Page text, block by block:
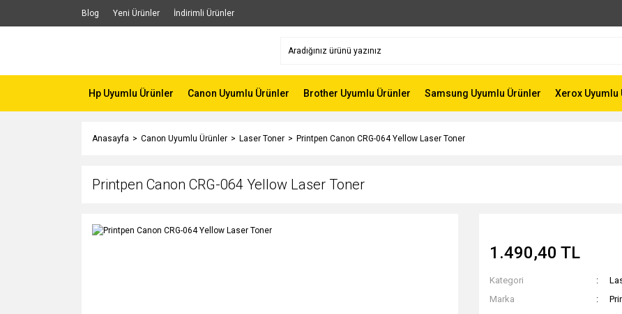
Blog Yeni Ürünler İndirimli Ürünler
Hp Uyumlu Ürünler Canon Uyumlu Ürünler Brother Uyumlu Ürünler Samsung Uyumlu Ürünler Xerox Uyumlu
Anasayfa Canon Uyumlu Ürünler Laser Toner Printpen Canon CRG-064 Yellow Laser Toner
Printpen Canon CRG-064 Yellow Laser Toner
1.490,40 TL
Kategori
Marka